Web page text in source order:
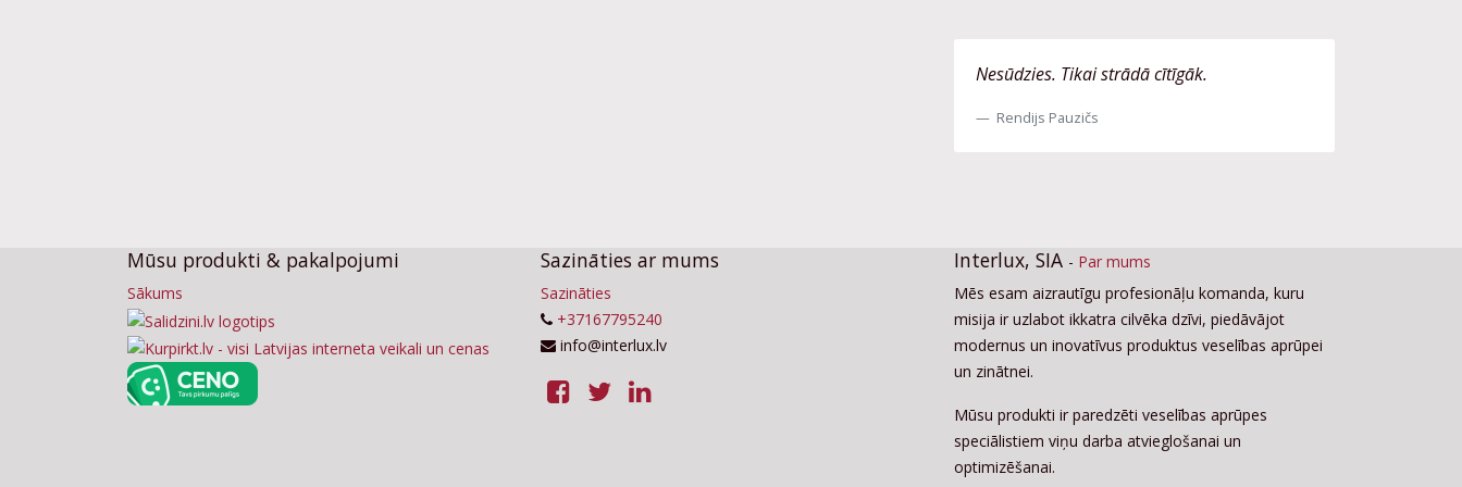
Nesūdzies. Tikai strādā cītīgāk.
Rendijs Pauzičs
Mūsu produkti & pakalpojumi
Sākums
Sazināties ar mums
Sazināties
+37167795240
info@interlux.lv
Interlux, SIA - Par mums
Mēs esam aizrautīgu profesionāļu komanda, kuru
misija ir uzlabot ikkatra cilvēka dzīvi, piedāvājot
modernus un inovatīvus produktus veselības aprūpei
un zinātnei.
Mūsu produkti ir paredzēti veselības aprūpes
speciālistiem viņu darba atvieglošanai un
optimizēšanai.